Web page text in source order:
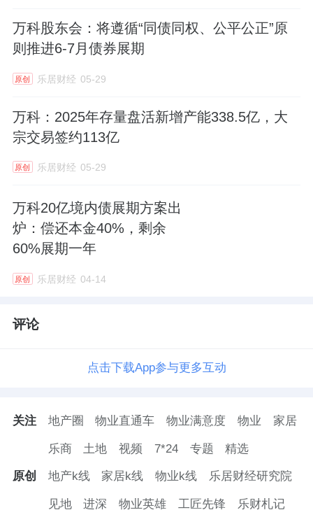
万科股东会：将遵循“同债同权、公平公正”原
则推进6-7月债券展期
原创 乐居财经 05-29
万科：2025年存量盘活新增产能338.5亿，大
宗交易签约113亿
原创 乐居财经 05-29
万科20亿境内债展期方案出
炉：偿还本金40%，剩余
60%展期一年
原创 乐居财经 04-14
评论
点击下载App参与更多互动
关注 地产圈 物业直通车 物业满意度 物业 家居
乐商 土地 视频 7*24 专题 精选
原创 地产k线 家居k线 物业k线 乐居财经研究院
见地 进深 物业英雄 工匠先锋 乐财札记